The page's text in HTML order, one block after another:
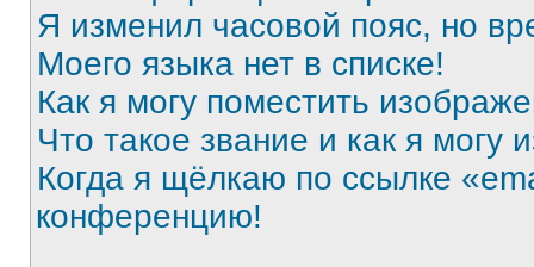
Я изменил часовой пояс, но
Моего языка нет в списке!
Как я могу поместить
Что такое звание и как я могу
Когда я щёлкаю по ссылке
конференцию!